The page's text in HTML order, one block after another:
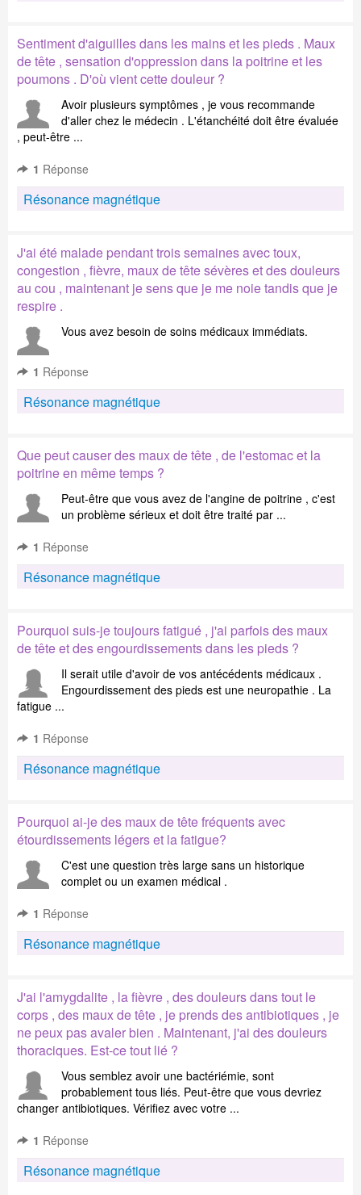
Sentiment d'aiguilles dans les mains et les pieds . Maux
de tête , sensation d'oppression dans la poitrine et les
poumons . D'où vient cette douleur ?
Avoir plusieurs symptômes , je vous recommande
d'aller chez le médecin . L'étanchéité doit être évaluée
, peut-être ...
1 Réponse
Résonance magnétique
J'ai été malade pendant trois semaines avec toux,
congestion , fièvre, maux de tête sévères et des douleurs
au cou , maintenant je sens que je me noie tandis que je
respire .
Vous avez besoin de soins médicaux immédiats.
1 Réponse
Résonance magnétique
Que peut causer des maux de tête , de l'estomac et la
poitrine en même temps ?
Peut-être que vous avez de l'angine de poitrine , c'est
un problème sérieux et doit être traité par ...
1 Réponse
Résonance magnétique
Pourquoi suis-je toujours fatigué , j'ai parfois des maux
de tête et des engourdissements dans les pieds ?
Il serait utile d'avoir de vos antécédents médicaux .
Engourdissement des pieds est une neuropathie . La
fatigue ...
1 Réponse
Résonance magnétique
Pourquoi ai-je des maux de tête fréquents avec
étourdissements légers et la fatigue?
C'est une question très large sans un historique
complet ou un examen médical .
1 Réponse
Résonance magnétique
J'ai l'amygdalite , la fièvre , des douleurs dans tout le
corps , des maux de tête , je prends des antibiotiques , je
ne peux pas avaler bien . Maintenant, j'ai des douleurs
thoraciques. Est-ce tout lié ?
Vous semblez avoir une bactériémie, sont
probablement tous liés. Peut-être que vous devriez
changer antibiotiques. Vérifiez avec votre ...
1 Réponse
Résonance magnétique